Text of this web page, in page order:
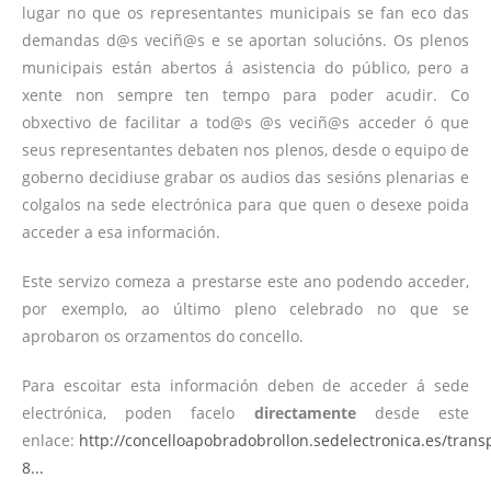
lugar no que os representantes municipais se fan eco das
demandas d@s veciñ@s e se aportan solucións. Os plenos
municipais están abertos á asistencia do público, pero a
xente non sempre ten tempo para poder acudir. Co
obxectivo de facilitar a tod@s @s veciñ@s acceder ó que
seus representantes debaten nos plenos, desde o equipo de
goberno decidiuse grabar os audios das sesións plenarias e
colgalos na sede electrónica para que quen o desexe poida
acceder a esa información.
Este servizo comeza a prestarse este ano podendo acceder,
por exemplo, ao último pleno celebrado no que se
aprobaron os orzamentos do concello.
Para escoitar esta información deben de acceder á sede
electrónica, poden facelo directamente desde este
enlace: http://concelloapobradobrollon.sedelectronica.es/
8...